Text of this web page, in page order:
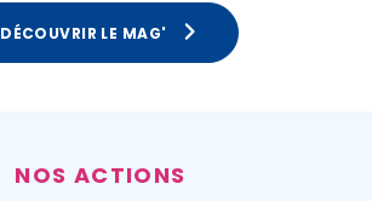
DÉCOUVRIR LE MAG'
NOS ACTIONS